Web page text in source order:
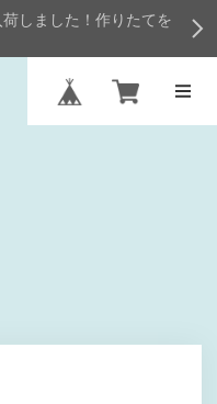
しました！作りたてを